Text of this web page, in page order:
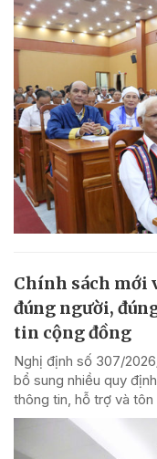
Chính sách mới
đúng người,
tin cộng đồng
Nghị định số 307/
bổ sung nhiều quy
thông tin, hỗ trợ và